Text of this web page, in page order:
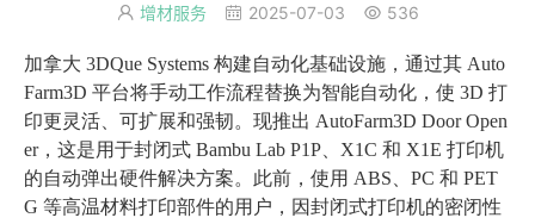
 增材服务  2025-07-03  536
加拿大 3DQue Systems 构建自动化基础设施，通过其 Auto
Farm3D 平台将手动工作流程替换为智能自动化，使 3D 打
印更灵活、可扩展和强韧。现推出 AutoFarm3D Door Open
er，这是用于封闭式 Bambu Lab P1P、X1C 和 X1E 打印机
的自动弹出硬件解决方案。此前，使用 ABS、PC 和 PET
G 等高温材料打印部件的用户，因封闭式打印机的密闭性